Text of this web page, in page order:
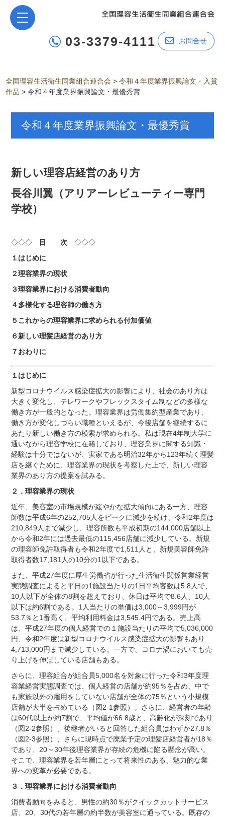
03-3379-4111 お問合せ
全国理容生活衛生同業組合連合会 >令和４年度業界振興論文・入賞
作品 >令和４年度業界振興論文・最優秀賞
令和４年度業界振興論文・最優秀賞
新しい理容店経営のあり方
長谷川翼（アリアーレビューティー専門
学校）
◇◇◇目 次 ◇◇◇
１はじめに
２理容業界の現状
３理容業界における消費者動向
４多様化する理容師の働き方
５これからの理容業界に求められる付加価値
６新しい理髪店経営のあり方
７おわりに
１はじめに
新型コロナウイルス感染症拡大の影響により、社会のあり方は
大きく変化し、テレワークやフレックスタイム制などの多様な
働き方が一般的となった。理容業界は労働集約型産業であり、
働き方が変化しづらい職種といえるが、今後店舗を継続するに
あたり新しい働き方の模索が求められる。私は現在4年制大学に
通いながら理容学校に在籍しており、理容業界に関する知識・
経験は十分ではないが、実家である明治32年から123年続く理髪
店を継ぐために、理容業界の現状を考察した上で、新しい理容
業界のあり方の提案を試みる。
２．理容業界の現状
近年、美容室の市場規模が緩やかな拡大傾向にある一方、理容
師数は平成6年の252,705人をピークに減少を続け、令和2年度は
210,849人まで減少し、理容所数も平成初期の144,000店舗以上
から令和2年には過去最低の115,456店舗に減少している。新規
の理容師免許取得者も令和2年度で1,511人と、新規美容師免許
取得者数17,181人の10分の1以下である。
また、平成27年度に厚生労働省が行った生活衛生関係営業経営
実態調査によると平日の1施設当たりの1日平均客数は5.8人で、
10人以下が全体の8割を超えており、休日は平均で8.6人、10人
以下は約6割である。1人当たりの単価は3,000～3,999円が
53.7％と1番高く、平均利用料金は3,545.4円である。売上高
は、平成27年度の個人経営での１施設当たりの平均で5,036,000
円、令和2年度は新型コロナウイルス感染症拡大の影響もあり
4,713,000円まで減少している。一方で、コロナ渦においても売
り上げを伸ばしている店舗もある。
さらに、理容組合が組合員5,000名を対象に行った令和3年度理
容業経営実態調査では、個人経営の店舗が約95％を占め、中で
も家族以外の雇用をしていない店舗が全体の75％という小規模
店舗が大半を占めている（図2-1参照）。さらに、経営者の年齢
は60代以上が約7割で、平均値が66.8歳と、高齢化が深刻であり
（図2-2参照）、後継者がいると回答した組合員はわずか27.8％
（図2-3参照）、さらに現時点で廃業予定の理髪店経営者が18％
であり、20～30年後理容業界が存続の危機に陥る懸念が高い。
そこで、理容業界を若年層にとって将来性のある、魅力的な業
界への変革が必要である。
３．理容業界における消費者動向
消費者動向をみると、男性の約30％がクイックカットサービス
店、20、30代の若年層の約半数が美容室に通っている。既存の